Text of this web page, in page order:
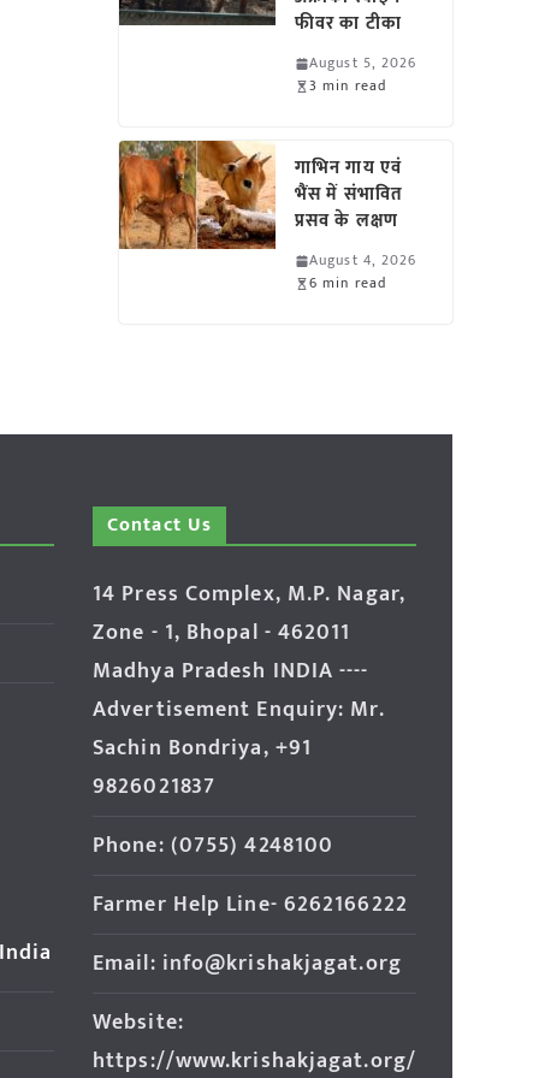
फीवर का टीका
August 5, 2026
3 min read
गाभिन गाय एवं
भैंस में संभावित
प्रसव के लक्षण
August 4, 2026
6 min read
Contact Us
14 Press Complex, M.P. Nagar,
Zone - 1, Bhopal - 462011
Madhya Pradesh INDIA ----
Advertisement Enquiry: Mr.
Sachin Bondriya, +91
9826021837
Phone: (0755) 4248100
Farmer Help Line- 6262166222
Email: info@krishakjagat.org
Website:
https://www.krishakjagat.org/